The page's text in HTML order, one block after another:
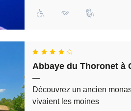
Abbaye du Thoronet à
—
Découvrez un ancien
vivaient les moines